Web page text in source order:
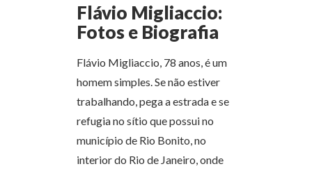
Flávio Migliaccio:
Fotos e Biografia
Flávio Migliaccio, 78 anos, é um
homem simples. Se não estiver
trabalhando, pega a estrada e se
refugia no sítio que possui no
município de Rio Bonito, no
interior do Rio de Janeiro, onde